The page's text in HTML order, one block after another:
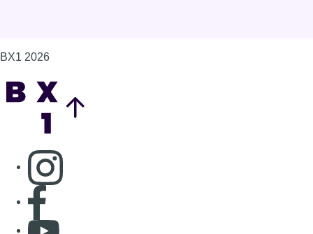
BX1 2026
Consulter page Instagram
Consulter page Facebook
Consulter Youtube